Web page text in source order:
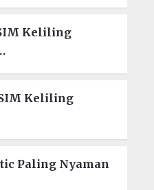
Keliling
Keliling
Paling Nyaman